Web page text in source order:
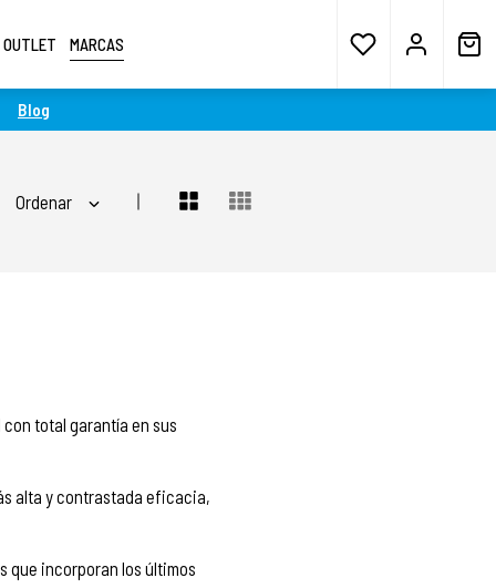
Blog
OUTLET MARCAS
Ordenar
total garantía en sus
alta y contrastada eficacia,
que incorporan los últimos